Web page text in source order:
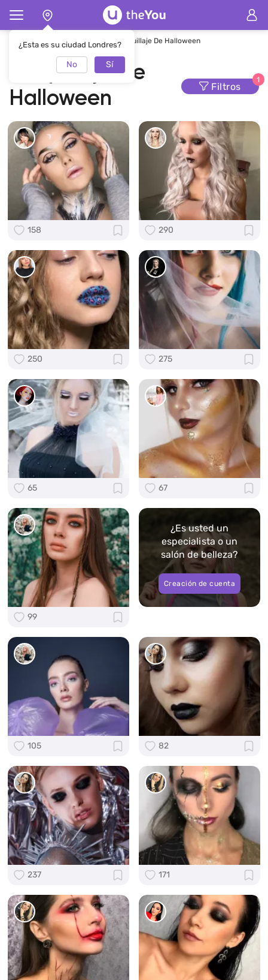
¿Esta es su ciudad Londres?
No Sí
Página de inicio Maquillaje Maquillaje De Halloween
Maquillaje De
Halloween
Filtros
1
158 290
250 275
65 67
99
¿Es usted un
especialista o un
salón de belleza?
Creación de cuenta
105 82
237 171